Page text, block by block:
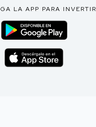
LA APP PARA INVERTIR